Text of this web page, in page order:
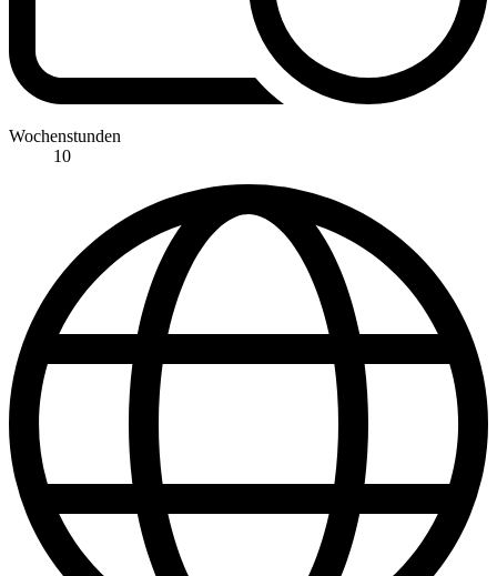
Wochenstunden
10